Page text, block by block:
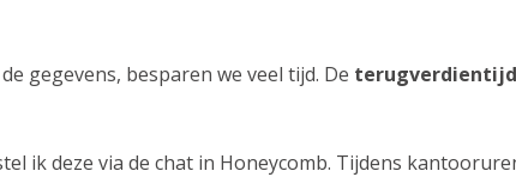
gegevens, besparen we veel tijd. De terugverdientijd
ik deze via de chat in Honeycomb. Tijdens